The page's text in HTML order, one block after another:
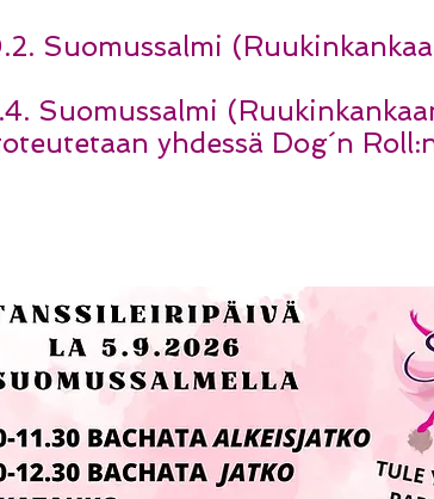
Suomussalmi
Suomussalmi
yhdessä Dog´n